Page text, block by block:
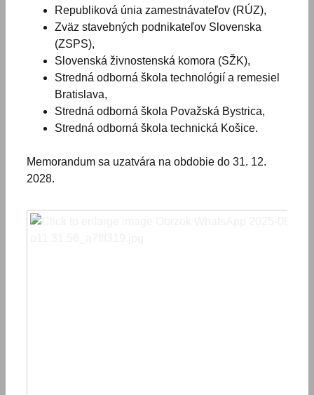
Republiková únia zamestnávateľov (RÚZ),
Zväz stavebných podnikateľov Slovenska
(ZSPS),
Slovenská živnostenská komora (SŽK),
Stredná odborná škola technológií a remesiel
Bratislava,
Stredná odborná škola Považská Bystrica,
Stredná odborná škola technická Košice.
Memorandum sa uzatvára na obdobie do 31. 12.
2028.